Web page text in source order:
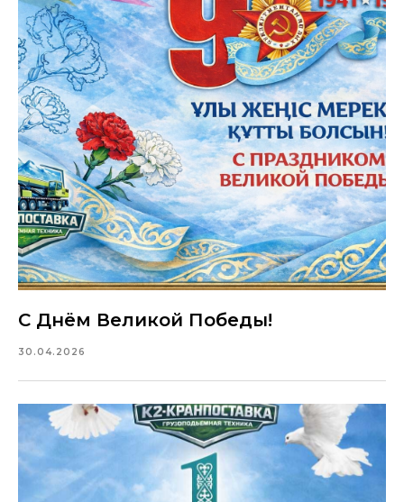
С Днём Великой Победы!
30.04.2026